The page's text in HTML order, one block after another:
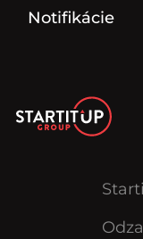
Notifikácie